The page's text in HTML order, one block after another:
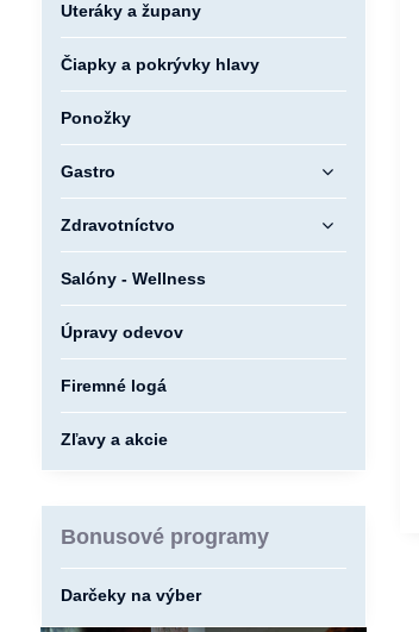
Uteráky a župany
Čiapky a pokrývky hlavy
Ponožky
Gastro
Zdravotníctvo
Salóny - Wellness
Úpravy odevov
Firemné logá
Zľavy a akcie
Bonusové programy
Darčeky na výber